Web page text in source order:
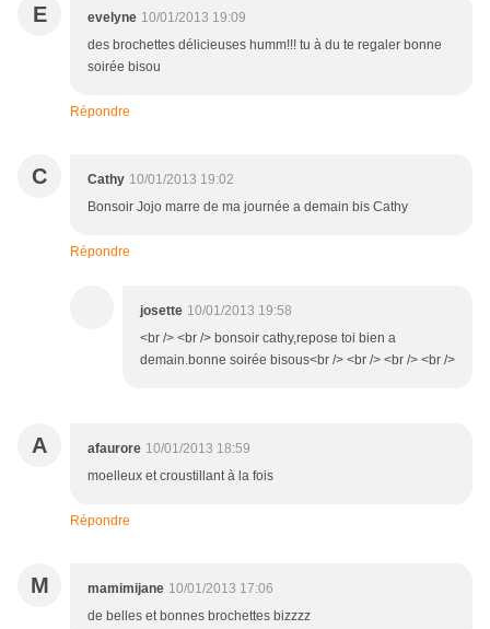
E evelyne 10/01/2013 19:09
des brochettes délicieuses humm!!! tu à du te regaler bonne
soirée bisou
Répondre
C Cathy 10/01/2013 19:02
Bonsoir Jojo marre de ma journée a demain bis Cathy
Répondre
josette 10/01/2013 19:58
<br /> <br /> bonsoir cathy,repose toi bien a
demain.bonne soirée bisous<br /> <br /> <br /> <br />
A afaurore 10/01/2013 18:59
moelleux et croustillant à la fois
Répondre
M mamimijane 10/01/2013 17:06
de belles et bonnes brochettes bizzzz